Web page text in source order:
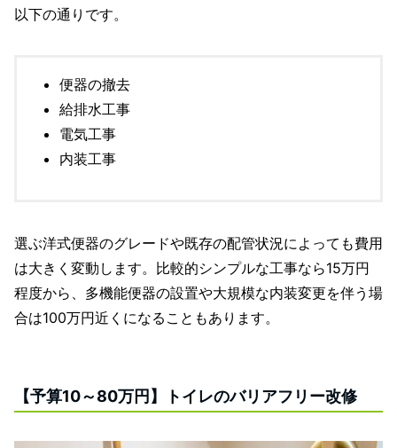
以下の通りです。
便器の撤去
給排水工事
電気工事
内装工事
選ぶ洋式便器のグレードや既存の配管状況によっても費用
は大きく変動します。比較的シンプルな工事なら15万円
程度から、多機能便器の設置や大規模な内装変更を伴う場
合は100万円近くになることもあります。
【予算10～80万円】トイレのバリアフリー改修